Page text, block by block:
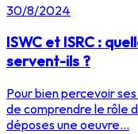
30/8/2024
ISWC et ISRC :
servent-ils ?
Pour bien percevoir
de comprendre le rôle
déposes une oeuvre...